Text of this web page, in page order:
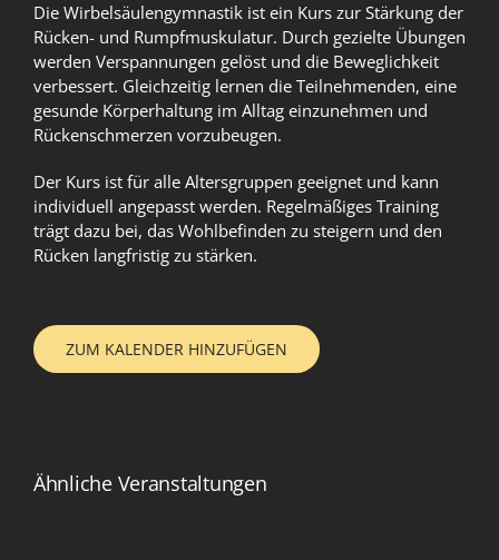
Die Wirbelsäulengymnastik ist ein Kurs zur Stärkung der
Rücken- und Rumpfmuskulatur. Durch gezielte Übungen
werden Verspannungen gelöst und die Beweglichkeit
verbessert. Gleichzeitig lernen die Teilnehmenden, eine
gesunde Körperhaltung im Alltag einzunehmen und
Rückenschmerzen vorzubeugen.
Der Kurs ist für alle Altersgruppen geeignet und kann
individuell angepasst werden. Regelmäßiges Training
trägt dazu bei, das Wohlbefinden zu steigern und den
Rücken langfristig zu stärken.
ZUM KALENDER HINZUFÜGEN
Ähnliche Veranstaltungen